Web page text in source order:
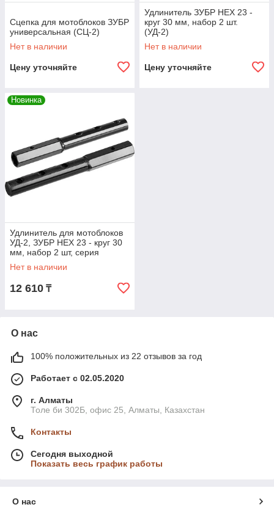
Сцепка для мотоблоков ЗУБР
универсальная (СЦ-2)
Нет в наличии
Цену уточняйте
Удлинитель ЗУБР HEX 23 -
круг 30 мм, набор 2 шт.
(УД-2)
Нет в наличии
Цену уточняйте
Новинка
Удлинитель для мотоблоков
УД-2, ЗУБР HEX 23 - круг 30
мм, набор 2 шт, серия
"Мастер" (707107-2)
Нет в наличии
12 610 ₸
О нас
100% положительных из 22 отзывов за год
Работает с 02.05.2020
г. Алматы
Толе би 302Б, офис 25, Алматы, Казахстан
Контакты
Сегодня выходной
Показать весь график работы
О нас